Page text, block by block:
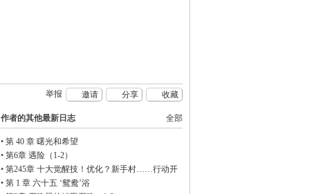
收藏
分享
邀请
举报
全部
作者的其他最新日志
•第 40 章 曙光和希望
•第6章 遇险（1-2）
•第245章 十大觉醒技！优化？新手村……行动开
始
•第 1 章 六十五 ‘鸳鸯’浴